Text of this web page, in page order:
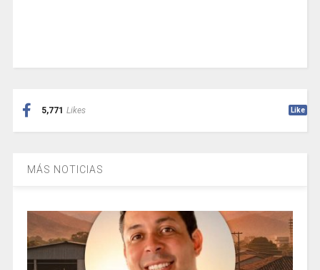
5,771 Likes Like
MÁS NOTICIAS